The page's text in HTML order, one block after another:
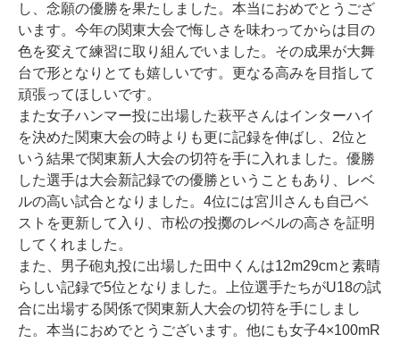
し、念願の優勝を果たしました。本当におめでとうござ
います。今年の関東大会で悔しさを味わってからは目の
色を変えて練習に取り組んでいました。その成果が大舞
台で形となりとても嬉しいです。更なる高みを目指して
頑張ってほしいです。
また女子ハンマー投に出場した萩平さんはインターハイ
を決めた関東大会の時よりも更に記録を伸ばし、2位と
いう結果で関東新人大会の切符を手に入れました。優勝
した選手は大会新記録での優勝ということもあり、レベ
ルの高い試合となりました。4位には宮川さんも自己ベ
ストを更新して入り、市松の投擲のレベルの高さを証明
してくれました。
また、男子砲丸投に出場した田中くんは12m29cmと素晴
らしい記録で5位となりました。上位選手たちがU18の試
合に出場する関係で関東新人大会の切符を手にしまし
た。本当におめでとうございます。他にも女子4×100mR